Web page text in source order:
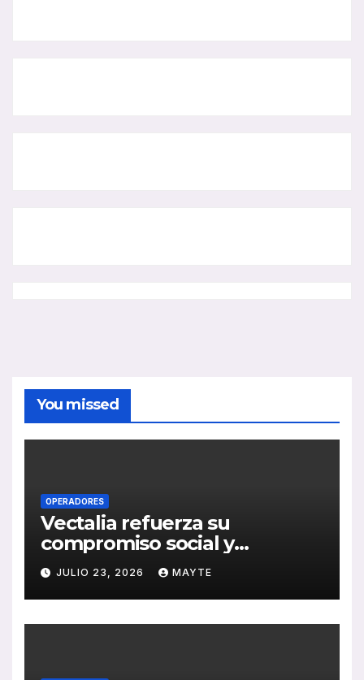
You missed
OPERADORES
Vectalia refuerza su
compromiso social y
medioambiental con la
publicación de su Memoria
de RSC 2025
JULIO 23, 2026 MAYTE